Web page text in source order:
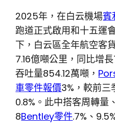
2025年，在白云機場賓
跑道正式啟用和十五運
下，白云區全年航空客
7.16億噸公里，同比增
吞吐量854.12萬噸，
車零件報價3%，較前三
0.8%。此中搭客周轉量
8Bentley零件.7%、